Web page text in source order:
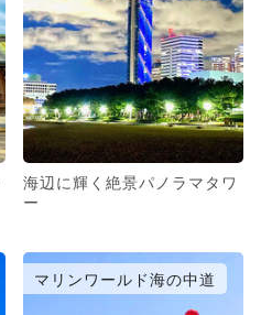
海辺に輝く絶景パノラマタワ
ー
マリンワールド海の中道